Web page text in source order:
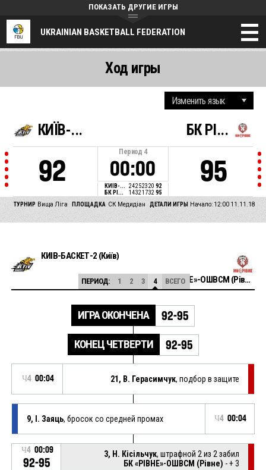
UKRAINIAN BASKETBALL FEDERATION
ПОКАЗАТЬ ДРУГИЕ ИГРЫ
КИЇВ-...
92
Период 4
00:00
КИЇВ-... 242523 20 92
БК РІ...
14321732 95
БК РІ...
95
ТУРНИР Вища Ліга ПЛОЩАДКА СК Медидіан ДЕТАЛИ ИГРЫ Начало: 12:00 11.11.18
Ход игры
КИЇВ-БАСКЕТ-2 (Київ)
БК «РІВНЕ»-ОШВСМ (Рівне)
ПЕРИОД: 1 2 3 4 ВСЕГО
ИГРА ОКОНЧЕНА 92-95
КОНЕЦ ЧЕТВЕРТИ 92-95
Ч4 00:04 21, В. Герасимчук, подбор в защите
9, І. Заяць, бросок со средней промах Ч4 00:04
Ч4 00:09
92-95
3, Н. Кісільчук, штрафной 2 из 2 забил
БК «РІВНЕ»-ОШВСМ (Рівне) - + 3